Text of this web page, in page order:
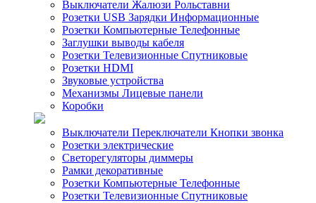
Выключатели Жалюзи Рольставни
Розетки USB Зарядки Информационные
Розетки Компьютерные Телефонные
Заглушки выводы кабеля
Розетки Телевизионные Спутниковые
Розетки HDMI
Звуковые устройства
Механизмы Лицевые панели
Коробки
Выключатели Переключатели Кнопки звонка
Розетки электрические
Светорегуляторы диммеры
Рамки декоративные
Розетки Компьютерные Телефонные
Розетки Телевизионные Спутниковые